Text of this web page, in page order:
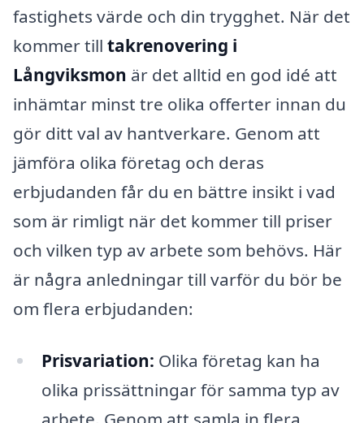
fastighets värde och din trygghet. När det
kommer till takrenovering i
Långviksmon är det alltid en god idé att
inhämtar minst tre olika offerter innan du
gör ditt val av hantverkare. Genom att
jämföra olika företag och deras
erbjudanden får du en bättre insikt i vad
som är rimligt när det kommer till priser
och vilken typ av arbete som behövs. Här
är några anledningar till varför du bör be
om flera erbjudanden:
Prisvariation: Olika företag kan ha
olika prissättningar för samma typ av